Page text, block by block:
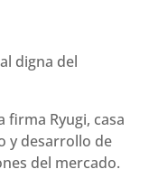
digna del
firma Ryugi, casa
y desarrollo de
del mercado.